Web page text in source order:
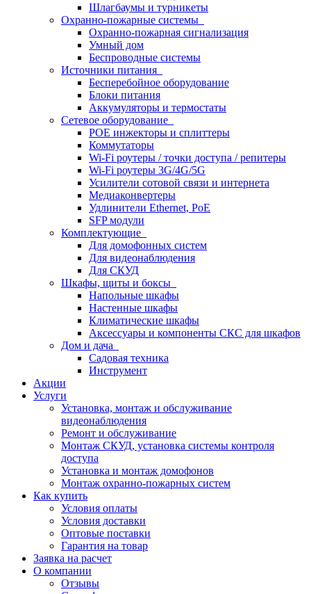
Шлагбаумы и турникеты
Охранно-пожарные системы
Охранно-пожарная сигнализация
Умный дом
Беспроводные системы
Источники питания
Бесперебойное оборудование
Блоки питания
Аккумуляторы и термостаты
Сетевое оборудование
POE инжекторы и сплиттеры
Коммутаторы
Wi-Fi роутеры / точки доступа / репитеры
Wi-Fi роутеры 3G/4G/5G
Усилители сотовой связи и интернета
Медиаконвертеры
Удлинители Ethernet, PoE
SFP модули
Комплектующие
Для домофонных систем
Для видеонаблюдения
Для СКУД
Шкафы, щиты и боксы
Напольные шкафы
Настенные шкафы
Климатические шкафы
Аксессуары и компоненты СКС для шкафов
Дом и дача
Садовая техника
Инструмент
Акции
Услуги
Установка, монтаж и обслуживание
видеонаблюдения
Ремонт и обслуживание
Монтаж СКУД, установка системы контроля
доступа
Установка и монтаж домофонов
Монтаж охранно-пожарных систем
Как купить
Условия оплаты
Условия доставки
Оптовые поставки
Гарантия на товар
Заявка на расчет
О компании
Отзывы